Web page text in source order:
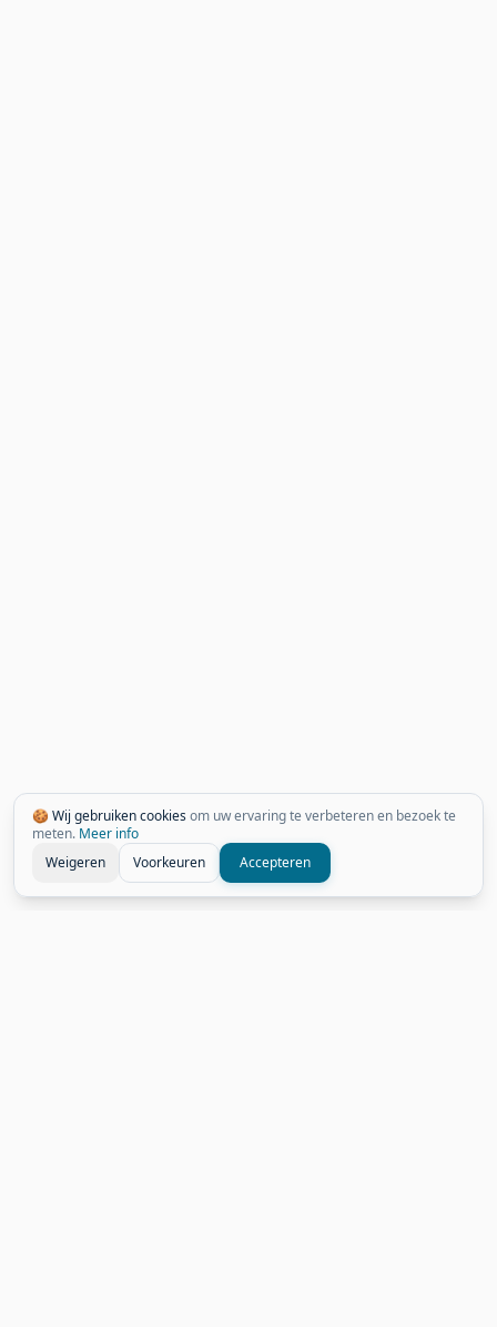
🍪 Wij gebruiken cookiesom uw ervaring te verbeteren en bezoek te
meten. Meer info
Weigeren
Voorkeuren Accepteren